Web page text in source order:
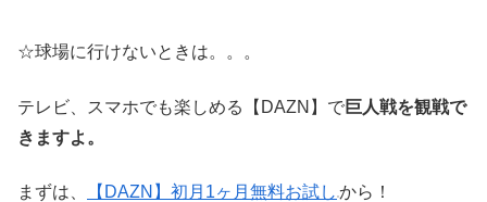
☆球場に行けないときは。。。
テレビ、スマホでも楽しめる【DAZN】で巨人戦を観戦で
きますよ。
まずは、 【DAZN】初月1ヶ月無料お試し から！